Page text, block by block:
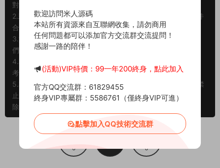
對其真實性負責。
2.若您需要商業運營或用于其他商業活動，請您購買正版授權并
合法使用。
3.如果本站有侵犯、不妥之處的資源，請在網站最下方聯系我
們。将會第一時間解決！
4.本站所有内容均由互聯網收集整理、網友上傳，僅供大家參
考、學習，不存在任何商業目的與商業用途。
5.本站提供的所有資源僅供參考學習使用，版權歸原著所有，禁
止下載本站資源參與商業和非法行爲，請在24小時之内自行删
除！
0 0
歡迎訪問米人源碼
本站所有資源來自互聯網收集，請勿商用
任何問題都可以添加官方交流群交流提問！
感謝一路的陪伴！
(活動)VIP特價：99一年200終身，點此加入
官方QQ交流群：61829455
終身VIP專屬群：5586761（僅終身VIP可進）
點擊加入QQ技術交流群